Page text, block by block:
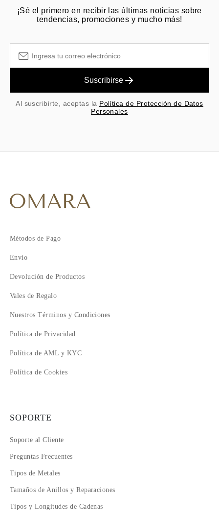
¡Sé el primero en recibir las últimas noticias sobre
tendencias, promociones y mucho más!
Suscribirse
Al suscribirte, aceptas la Política de Protección de Datos
Personales
Métodos de Pago
Envío
Devolución de Productos
Vales de Regalo
Nuestros Términos y Condiciones
Política de Privacidad
Política de AML y KYC
Política de Cookies
SOPORTE
Soporte al Cliente
Preguntas Frecuentes
Tipos de Metales
Tamaños de Anillos y Reparaciones
Tipos y Longitudes de Cadenas